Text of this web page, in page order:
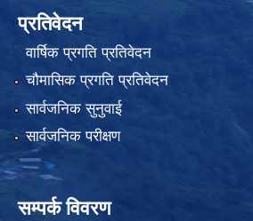
प्रतिवेदन
वार्षिक प्रगति प्रतिवेदन
चौमासिक प्रगति प्रतिवेदन
सार्वजनिक सुनुवाई
सार्वजनिक परीक्षण
सम्पर्क विवरण